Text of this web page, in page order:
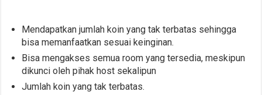
Mendapatkan jumlah koin yang tak terbatas sehingga
bisa memanfaatkan sesuai keinginan.
Bisa mengakses semua room yang tersedia, meskipun
dikunci oleh pihak host sekalipun
Jumlah koin yang tak terbatas.